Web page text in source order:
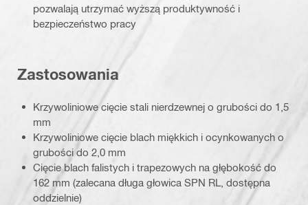
pozwalają utrzymać wyższą produktywność i
bezpieczeństwo pracy
Zastosowania
Krzywoliniowe cięcie stali nierdzewnej o grubości do 1,5
mm
Krzywoliniowe cięcie blach miękkich i ocynkowanych o
grubości do 2,0 mm
Cięcie blach falistych i trapezowych na głębokość do
162 mm (zalecana długa głowica SPN RL, dostępna
oddzielnie)